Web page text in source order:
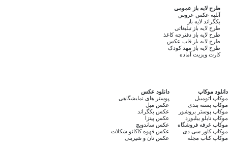
طرح لایه باز عمومی
آتلیه عکس عروس
بکگراند لایه باز
طرح لایه باز تبلیغاتی
طرح لایه باز دفترچه کاغذ
طرح لایه باز قاب عکس
طرح لایه باز مهد کودک
کارت ویزیت آماده
دانلود موکاپ
موکاپ اتومبیل
موکاپ بسته بندی
موکاپ پوستر بروشور
موکاپ تابلو بیلبورد
موکاپ غرفه فروشگاه
موکاپ کاور سی دی
موکاپ کتاب مجله
دانلود عکس
پوستر های نمایشگاهی
عکس مبل
عکس بکگراند
عکس پیتزا
عکس ساندویچ
عکس قهوه کاکائو شکلات
عکس نان و شیرینی